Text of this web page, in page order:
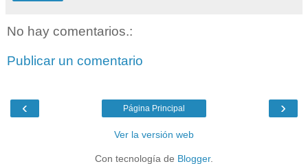
No hay comentarios.:
Publicar un comentario
‹ ›
Página Principal
Ver la versión web
Con tecnología de Blogger.